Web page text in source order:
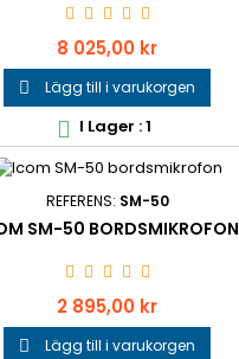
Pris
8 025,00 kr
 Lägg till i varukorgen
 I Lager : 1
REFERENS: SM-50
SM-50 BORDSMIKROFON
Pris
2 895,00 kr
 Lägg till i varukorgen